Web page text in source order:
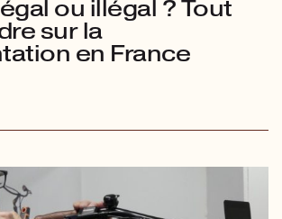
ou illégal ? Tout
sur la
en France